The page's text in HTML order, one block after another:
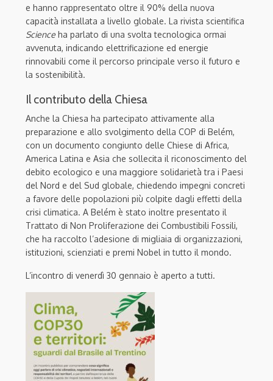
e hanno rappresentato oltre il 90% della nuova
capacità installata a livello globale. La rivista scientifica
Science ha parlato di una svolta tecnologica ormai
avvenuta, indicando elettrificazione ed energie
rinnovabili come il percorso principale verso il futuro e
la sostenibilità.
Il contributo della Chiesa
Anche la Chiesa ha partecipato attivamente alla
preparazione e allo svolgimento della COP di Belém,
con un documento congiunto delle Chiese di Africa,
America Latina e Asia che sollecita il riconoscimento del
debito ecologico e una maggiore solidarietà tra i Paesi
del Nord e del Sud globale, chiedendo impegni concreti
a favore delle popolazioni più colpite dagli effetti della
crisi climatica. A Belém è stato inoltre presentato il
Trattato di Non Proliferazione dei Combustibili Fossili,
che ha raccolto l’adesione di migliaia di organizzazioni,
istituzioni, scienziati e premi Nobel in tutto il mondo.
L’incontro di venerdì 30 gennaio è aperto a tutti.